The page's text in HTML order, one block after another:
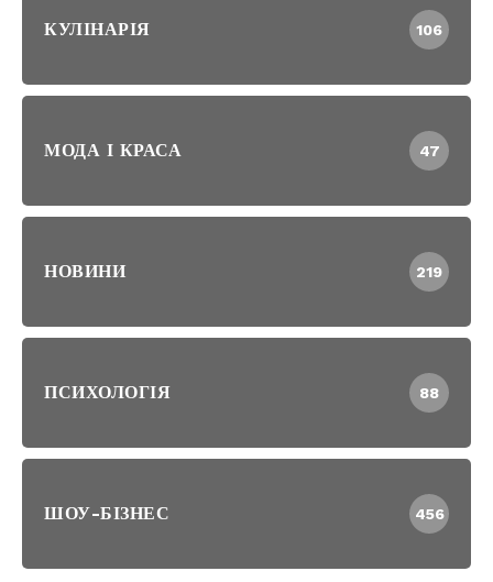
КУЛІНАРІЯ 106
МОДА І КРАСА 47
НОВИНИ 219
ПСИХОЛОГІЯ 88
ШОУ-БІЗНЕС 456